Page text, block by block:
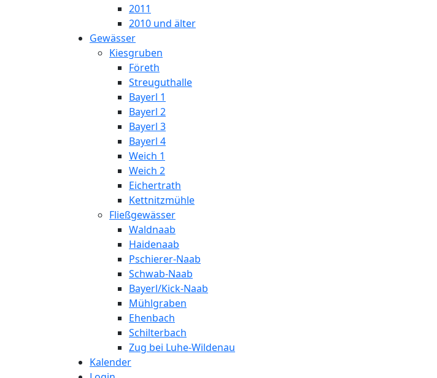
2011
2010 und älter
Gewässer
Kiesgruben
Företh
Streuguthalle
Bayerl 1
Bayerl 2
Bayerl 3
Bayerl 4
Weich 1
Weich 2
Eichertrath
Kettnitzmühle
Fließgewässer
Waldnaab
Haidenaab
Pschierer-Naab
Schwab-Naab
Bayerl/Kick-Naab
Mühlgraben
Ehenbach
Schilterbach
Zug bei Luhe-Wildenau
Kalender